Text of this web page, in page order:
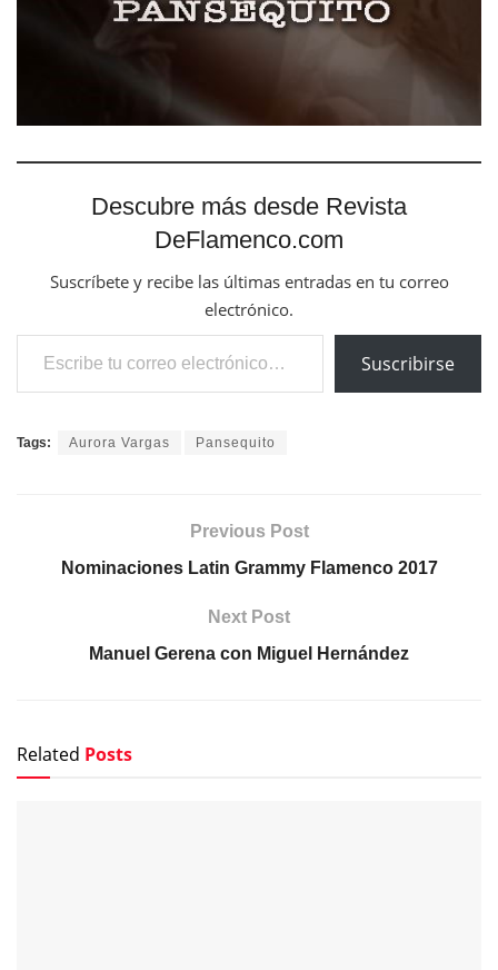
Descubre más desde Revista
DeFlamenco.com
Suscríbete y recibe las últimas entradas en tu correo
electrónico.
Escribe tu correo electrónico…
Suscribirse
Tags: Aurora Vargas Pansequito
Previous Post
Nominaciones Latin Grammy Flamenco 2017
Next Post
Manuel Gerena con Miguel Hernández
Related Posts